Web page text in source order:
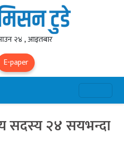
२४ , आइतबार
E-paper
सदस्य २४ सयभन्दा